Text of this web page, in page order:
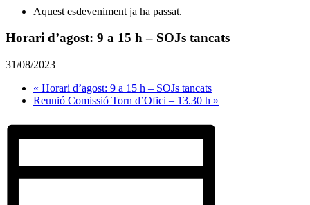
Aquest esdeveniment ja ha passat.
Horari d’agost: 9 a 15 h – SOJs tancats
31/08/2023
« Horari d’agost: 9 a 15 h – SOJs tancats
Reunió Comissió Torn d’Ofici – 13.30 h »